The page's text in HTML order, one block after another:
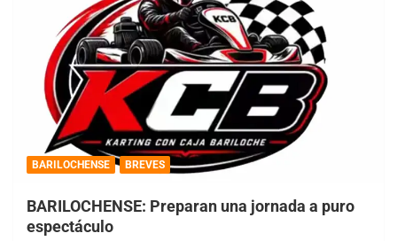
BARILOCHENSE BREVES
BARILOCHENSE: Preparan una jornada a puro
espectáculo